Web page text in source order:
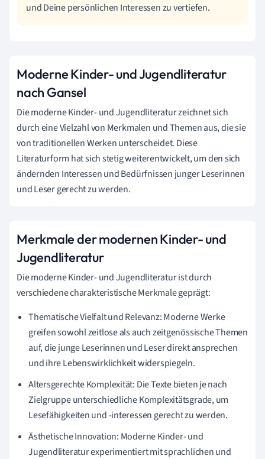
und Deine persönlichen Interessen zu vertiefen.
Moderne Kinder- und Jugendliteratur
nach Gansel
Die moderne Kinder- und Jugendliteratur zeichnet sich
durch eine Vielzahl von Merkmalen und Themen aus, die sie
von traditionellen Werken unterscheidet. Diese
Literaturform hat sich stetig weiterentwickelt, um den sich
ändernden Interessen und Bedürfnissen junger Leserinnen
und Leser gerecht zu werden.
Merkmale der modernen Kinder- und
Jugendliteratur
Die moderne Kinder- und Jugendliteratur ist durch
verschiedene charakteristische Merkmale geprägt:
Thematische Vielfalt und Relevanz: Moderne Werke
greifen sowohl zeitlose als auch zeitgenössische Themen
auf, die junge Leserinnen und Leser direkt ansprechen
und ihre Lebenswirklichkeit widerspiegeln.
Altersgerechte Komplexität: Die Texte bieten je nach
Zielgruppe unterschiedliche Komplexitätsgrade, um
Lesefähigkeiten und -interessen gerecht zu werden.
Ästhetische Innovation: Moderne Kinder- und
Jugendliteratur experimentiert mit sprachlichen und